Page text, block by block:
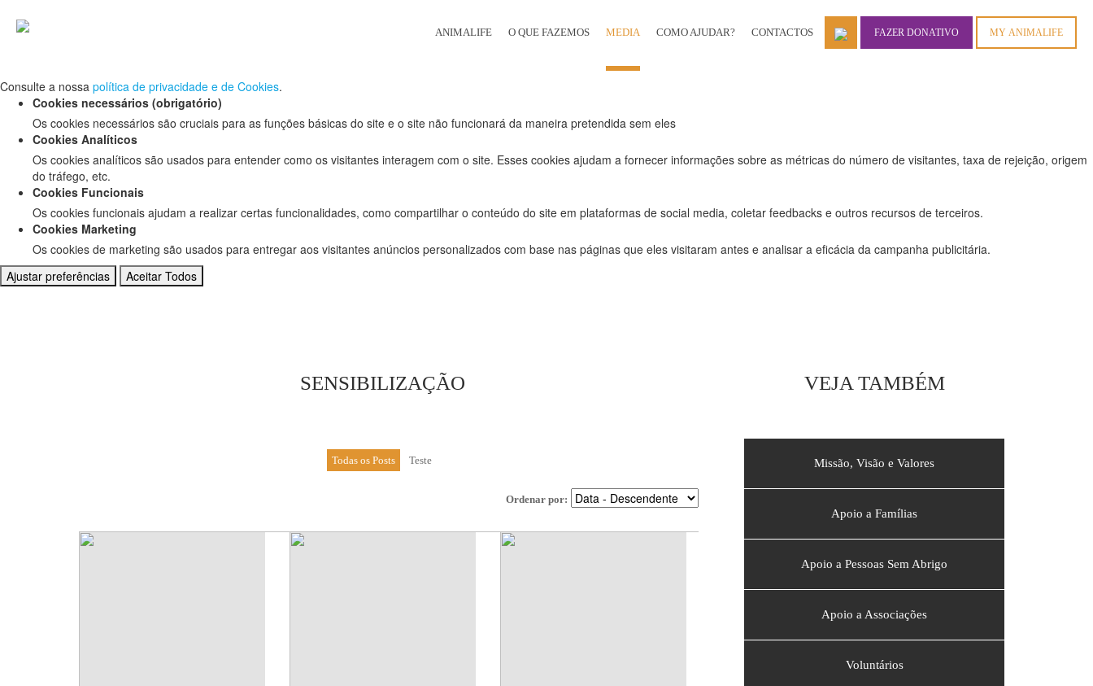
Defina as suas preferências de cookies para este website.
Este website utiliza cookies estritamente necessários, analíticos e funcionais, para lhe oferecer uma boa experiência de navegação e acesso a todas as funcionalidades.
Consulte a nossa política de privacidade e de Cookies.
Cookies necessários (obrigatório)
Os cookies necessários são cruciais para as funções básicas do site e o site não funcionará da maneira pretendida sem eles
Cookies Analíticos
Os cookies analíticos são usados para entender como os visitantes interagem com o site. Esses cookies ajudam a fornecer informações sobre as métricas do número de visitantes, taxa de rejeição, origem
do tráfego, etc.
Cookies Funcionais
Os cookies funcionais ajudam a realizar certas funcionalidades, como compartilhar o conteúdo do site em plataformas de social media, coletar feedbacks e outros recursos de terceiros.
Cookies Marketing
Os cookies de marketing são usados para entregar aos visitantes anúncios personalizados com base nas páginas que eles visitaram antes e analisar a eficácia da campanha publicitária.
Ajustar preferências
Aceitar Todos
ANIMALIFE O QUE FAZEMOS MEDIA COMO AJUDAR? CONTACTOS FAZER DONATIVO MY ANIMALIFE
SENSIBILIZAÇÃO
Todas os Posts Teste
Ordenar por:
VEJA TAMBÉM
Missão, Visão e Valores
Apoio a Famílias
Apoio a Pessoas Sem Abrigo
Apoio a Associações
Voluntários